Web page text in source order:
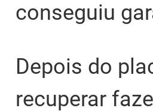
conseguiu
Depois do
recuperar